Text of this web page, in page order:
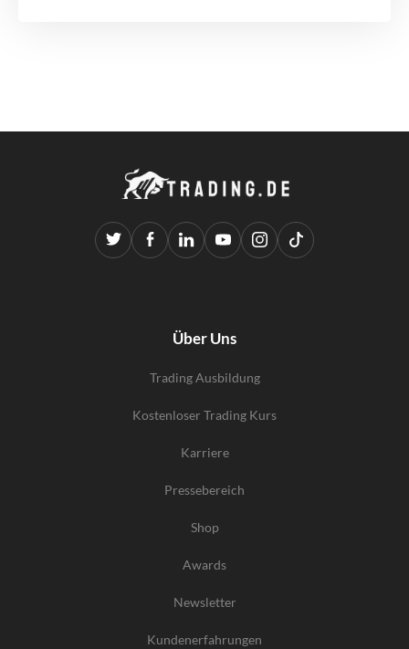
Über Uns
Trading Ausbildung
Kostenloser Trading Kurs
Karriere
Pressebereich
Shop
Awards
Newsletter
Kundenerfahrungen